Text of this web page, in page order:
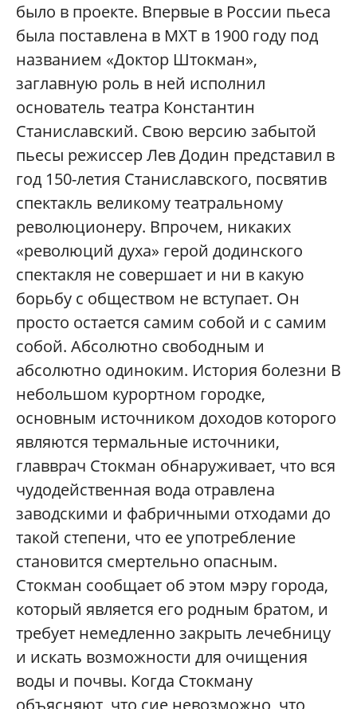
было в проекте. Впервые в России пьеса
была поставлена в МХТ в 1900 году под
названием «Доктор Штокман»,
заглавную роль в ней исполнил
основатель театра Константин
Станиславский. Свою версию забытой
пьесы режиссер Лев Додин представил в
год 150-летия Станиславского, посвятив
спектакль великому театральному
революционеру. Впрочем, никаких
«революций духа» герой додинского
спектакля не совершает и ни в какую
борьбу с обществом не вступает. Он
просто остается самим собой и с самим
собой. Абсолютно свободным и
абсолютно одиноким. История болезни В
небольшом курортном городке,
основным источником доходов которого
являются термальные источники,
главврач Стокман обнаруживает, что вся
чудодейственная вода отравлена
заводскими и фабричными отходами до
такой степени, что ее употребление
становится смертельно опасным.
Стокман сообщает об этом мэру города,
который является его родным братом, и
требует немедленно закрыть лечебницу
и искать возможности для очищения
воды и почвы. Когда Стокману